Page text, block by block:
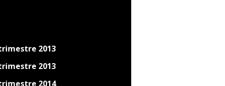
2013
2013
2014